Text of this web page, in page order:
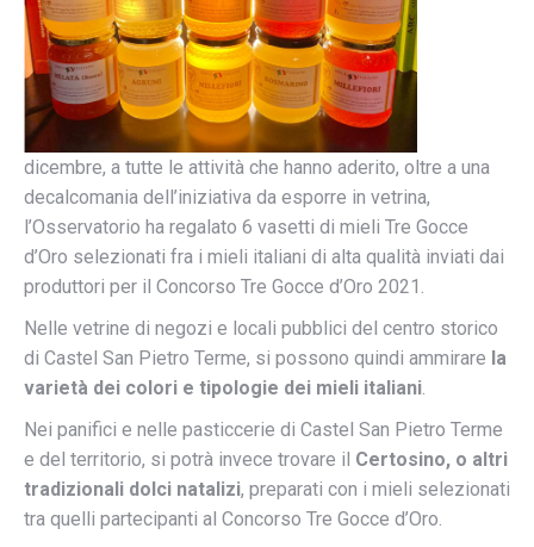
dicembre, a tutte le attività che hanno aderito, oltre a una
decalcomania dell’iniziativa da esporre in vetrina,
l’Osservatorio ha regalato 6 vasetti di mieli Tre Gocce
d’Oro selezionati fra i mieli italiani di alta qualità inviati dai
produttori per il Concorso Tre Gocce d’Oro 2021.
Nelle vetrine di negozi e locali pubblici del centro storico
di Castel San Pietro Terme, si possono quindi ammirare la
varietà dei colori e tipologie dei mieli italiani
Nei panifici e nelle pasticcerie di Castel San Pietro Terme
e del territorio, si potrà invece trovare il Certosino, o altri
tradizionali dolci natalizi, preparati con i mieli selezionati
tra quelli partecipanti al Concorso Tre Gocce d’Oro.